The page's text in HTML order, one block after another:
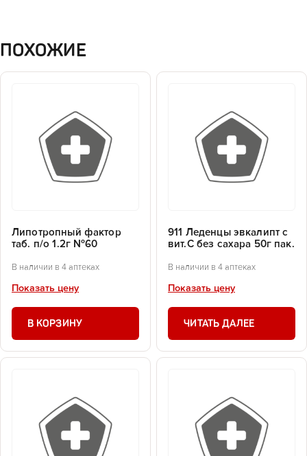
ПОХОЖИЕ
Липотропный фактор
таб. п/о 1.2г №60
В наличии в 4 аптеках
Показать цену
В КОРЗИНУ
911 Леденцы эвкалипт с
вит.С без сахара 50г пак.
В наличии в 4 аптеках
Показать цену
ЧИТАТЬ ДАЛЕЕ